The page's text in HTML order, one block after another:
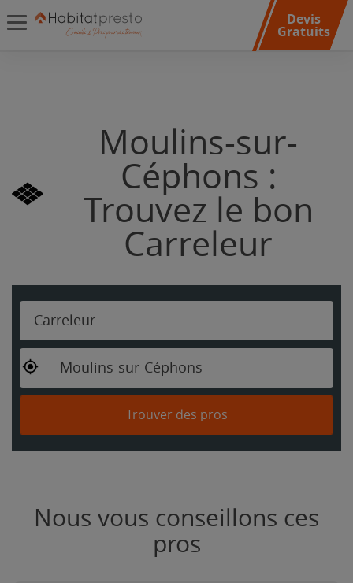
Devis
Gratuits
Moulins-sur-
Céphons :
Trouvez le bon
Carreleur
Carreleur
Moulins-sur-Céphons
Trouver des pros
Nous vous conseillons ces
pros